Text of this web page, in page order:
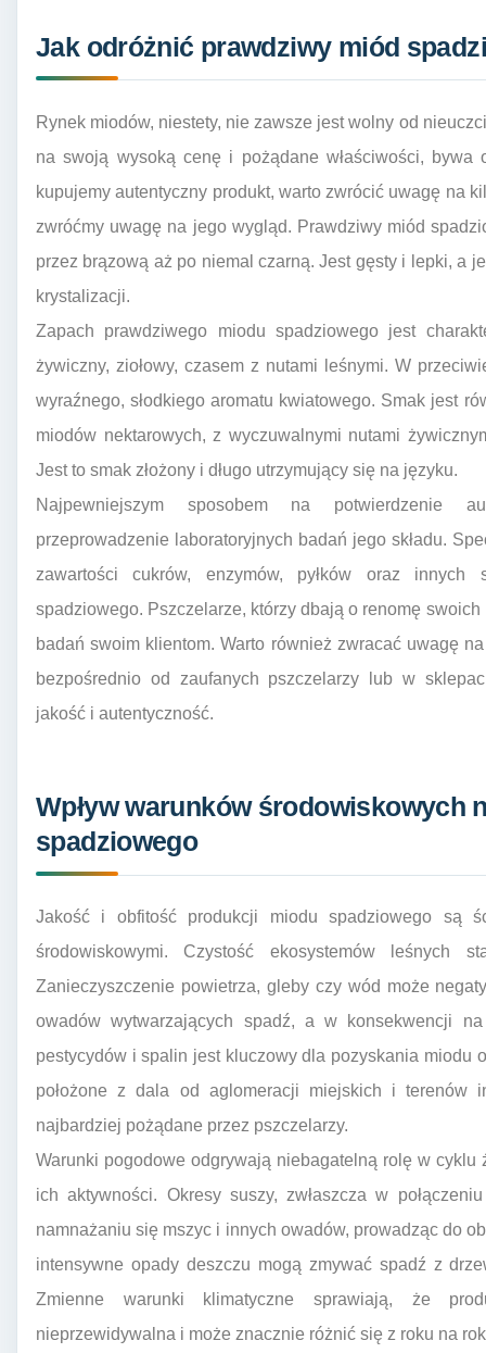
Jak odróżnić prawdziwy miód
Rynek miodów, niestety, nie zawsze jest wolny od
na swoją wysoką cenę i pożądane właściwości, bywa
kupujemy autentyczny produkt, warto zwrócić uwagę na
zwróćmy uwagę na jego wygląd. Prawdziwy miód
przez brązową aż po niemal czarną. Jest gęsty i lepki, a
krystalizacji.
Zapach prawdziwego miodu spadziowego jest
żywiczny, ziołowy, czasem z nutami leśnymi. W
wyraźnego, słodkiego aromatu kwiatowego. Smak jest
miodów nektarowych, z wyczuwalnymi nutami
Jest to smak złożony i długo utrzymujący się na języku.
Najpewniejszym sposobem na potwierdzenie
przeprowadzenie laboratoryjnych badań jego składu.
zawartości cukrów, enzymów, pyłków oraz innych
spadziowego. Pszczelarze, którzy dbają o renomę
badań swoim klientom. Warto również zwracać uwagę
bezpośrednio od zaufanych pszczelarzy lub w
jakość i autentyczność.
Wpływ warunków środowiskowych
spadziowego
Jakość i obfitość produkcji miodu spadziowego są
środowiskowymi. Czystość ekosystemów leśnych
Zanieczyszczenie powietrza, gleby czy wód może
owadów wytwarzających spadź, a w konsekwencji
pestycydów i spalin jest kluczowy dla pozyskania miodu
położone z dala od aglomeracji miejskich i terenów
najbardziej pożądane przez pszczelarzy.
Warunki pogodowe odgrywają niebagatelną rolę w
ich aktywności. Okresy suszy, zwłaszcza w
namnażaniu się mszyc i innych owadów, prowadząc do
intensywne opady deszczu mogą zmywać spadź z
Zmienne warunki klimatyczne sprawiają, że
nieprzewidywalna i może znacznie różnić się z roku na